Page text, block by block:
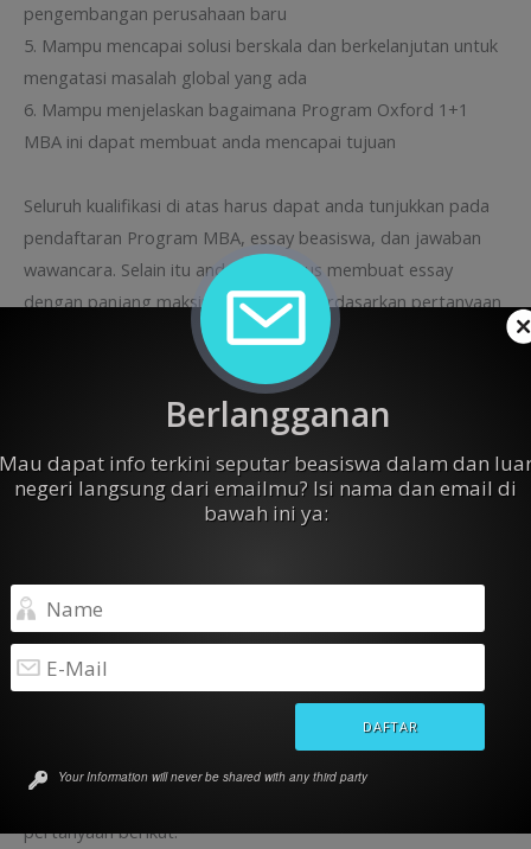
pengembangan perusahaan baru
5. Mampu mencapai solusi berskala dan berkelanjutan untuk
mengatasi masalah global yang ada
6. Mampu menjelaskan bagaimana Program Oxford 1+1
MBA ini dapat membuat anda mencapai tujuan
Seluruh kualifikasi di atas harus dapat anda tunjukkan pada
pendaftaran Program MBA, essay beasiswa, dan jawaban
wawancara. Selain itu anda juga harus membuat essay
dengan panjang maksimal 500 kata berdasarkan pertanyaan
berikut: “How do you intend to change the world? What does
this tell us about you as a person?”.
Beasiswa S1 dan S2 di University of The
People, USA
Persyaratan Program MBA:
Memiliki pengalaman kerja profesional minimum 2 tahun
Skor TOEFL min. 110 (dengan skor minimum untuk Listening:
22, Reading: 24, Writing: 24, Speaking: 25) atau IELTS min. 7.5
(dengan skor minimum untuk masing-masing komponen 7.5)
Surat rekomendasi akademik atau profesional dari atasan di
tempat kerja
pertanyaan berikut:
Berlangganan
dapat info terkini seputar beasiswa dalam dan
negeri langsung dari emailmu? Isi nama dan email di
bawah ini ya:
Your Information will never be shared with any third party